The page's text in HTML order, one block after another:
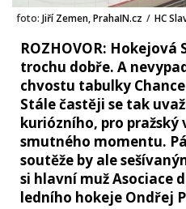
foto: Jiří Zemen, PrahaIN.cz / HC
ROZHOVOR:
trochu dobře. A
chvostu tabulky
Stále častěji se tak
kuriózního, pro pražský
smutného momentu.
soutěže by ale
si hlavní muž Asociace
ledního hokeje Ondřej